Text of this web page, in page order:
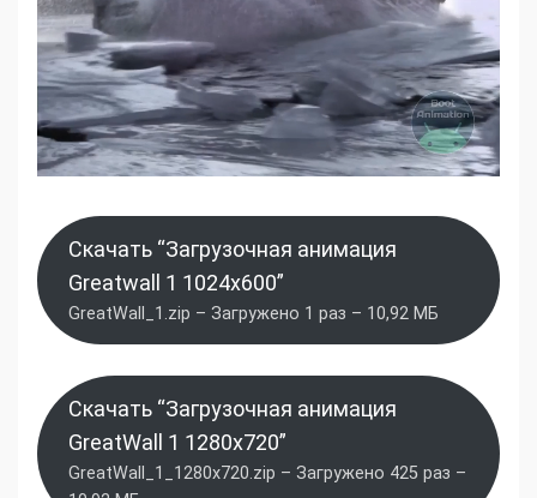
Скачать “Загрузочная анимация
Greatwall 1 1024x600”
GreatWall_1.zip – Загружено 1 раз – 10,92 МБ
Скачать “Загрузочная анимация
GreatWall 1 1280x720”
GreatWall_1_1280x720.zip – Загружено 425 раз –